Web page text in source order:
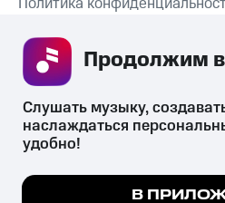
СКАЧАТЬ
психотропных веществ, их
их незаконный оборот запрещён и
Мы используем куки, чтобы
Слушать музыку,
наслаждаться
удобно!
В